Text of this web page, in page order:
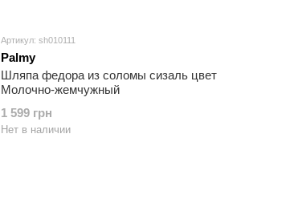
Артикул: sh010111
Palmy
Шляпа федора из соломы сизаль цвет
Молочно-жемчужный
1 599 грн
Нет в наличии